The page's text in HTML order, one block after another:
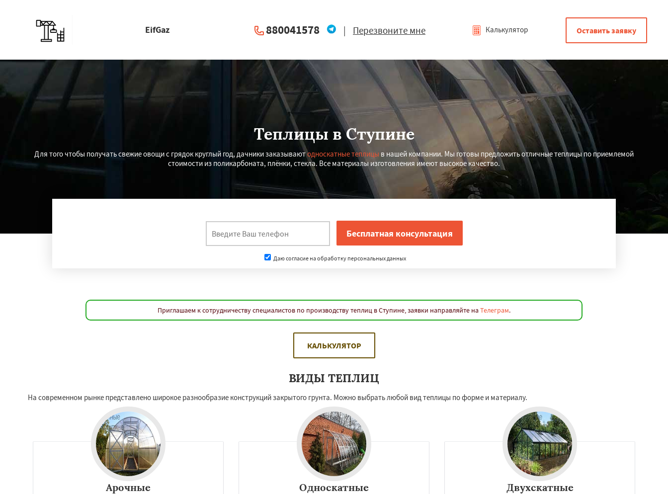
EifGaz 880041578 | Перезвоните мне Калькулятор Оставить заявку
Теплицы в Ступине
Для того чтобы получать свежие овощи с грядок круглый год, дачники заказываютодноскатные теплицы в нашей компании. Мы готовы предложить отличные теплицы по приемлемой
стоимости из поликарбоната, плёнки, стекла. Все материалы изготовления имеют высокое качество.
Даю согласие на обработку персональных данных
Приглашаем к сотрудничеству специалистов по производству теплиц в Ступине, заявки направляйте на Телеграм.
КАЛЬКУЛЯТОР
ВИДЫ ТЕПЛИЦ
На современном рынке представлено широкое разнообразие конструкций закрытого грунта. Можно выбрать любой вид теплицы по форме и материалу.
Арочные Односкатные Двухскатные